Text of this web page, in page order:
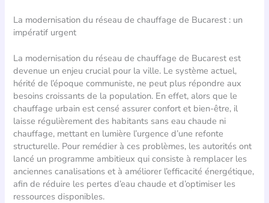
La modernisation du réseau de chauffage de Bucarest : un
impératif urgent
La modernisation du réseau de chauffage de Bucarest est
devenue un enjeu crucial pour la ville. Le système actuel,
hérité de l’époque communiste, ne peut plus répondre aux
besoins croissants de la population. En effet, alors que le
chauffage urbain est censé assurer confort et bien-être, il
laisse régulièrement des habitants sans eau chaude ni
chauffage, mettant en lumière l’urgence d’une refonte
structurelle. Pour remédier à ces problèmes, les autorités ont
lancé un programme ambitieux qui consiste à remplacer les
anciennes canalisations et à améliorer l’efficacité énergétique,
afin de réduire les pertes d’eau chaude et d’optimiser les
ressources disponibles.